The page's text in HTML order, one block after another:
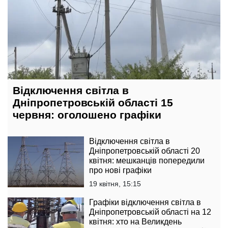
Відключення світла в
Дніпропетровській області 15
червня: оголошено графіки
Відключення світла в
Дніпропетровській області 20
квітня: мешканців попередили
про нові графіки
19 квітня, 15:15
Графіки відключення світла в
Дніпропетровській області на 12
квітня: хто на Великдень